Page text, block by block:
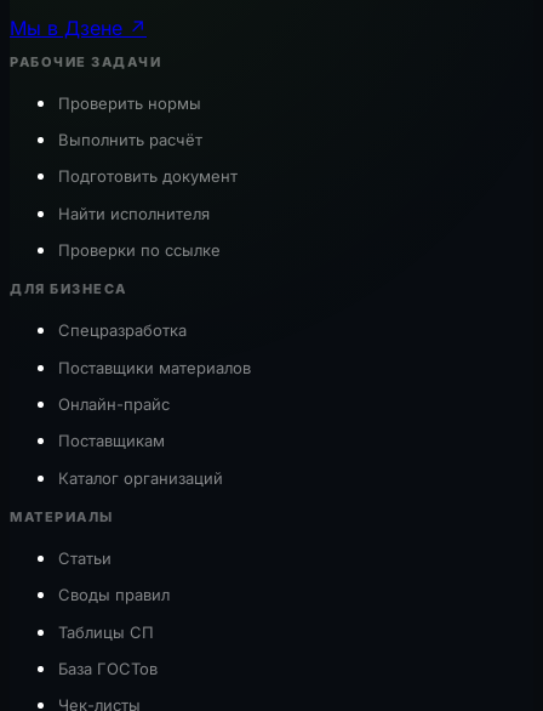
Мы в Дзене ↗
РАБОЧИЕ ЗАДАЧИ
Проверить нормы
Выполнить расчёт
Подготовить документ
Найти исполнителя
Проверки по ссылке
ДЛЯ БИЗНЕСА
Спецразработка
Поставщики материалов
Онлайн-прайс
Поставщикам
Каталог организаций
МАТЕРИАЛЫ
Статьи
Своды правил
Таблицы СП
База ГОСТов
Чек-листы